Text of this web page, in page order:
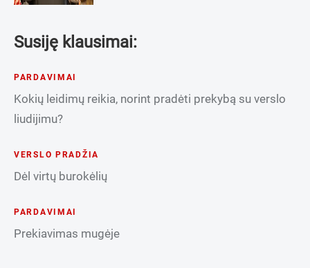
Susiję klausimai:
PARDAVIMAI
Kokių leidimų reikia, norint pradėti prekybą su verslo
liudijimu?
VERSLO PRADŽIA
Dėl virtų burokėlių
PARDAVIMAI
Prekiavimas mugėje